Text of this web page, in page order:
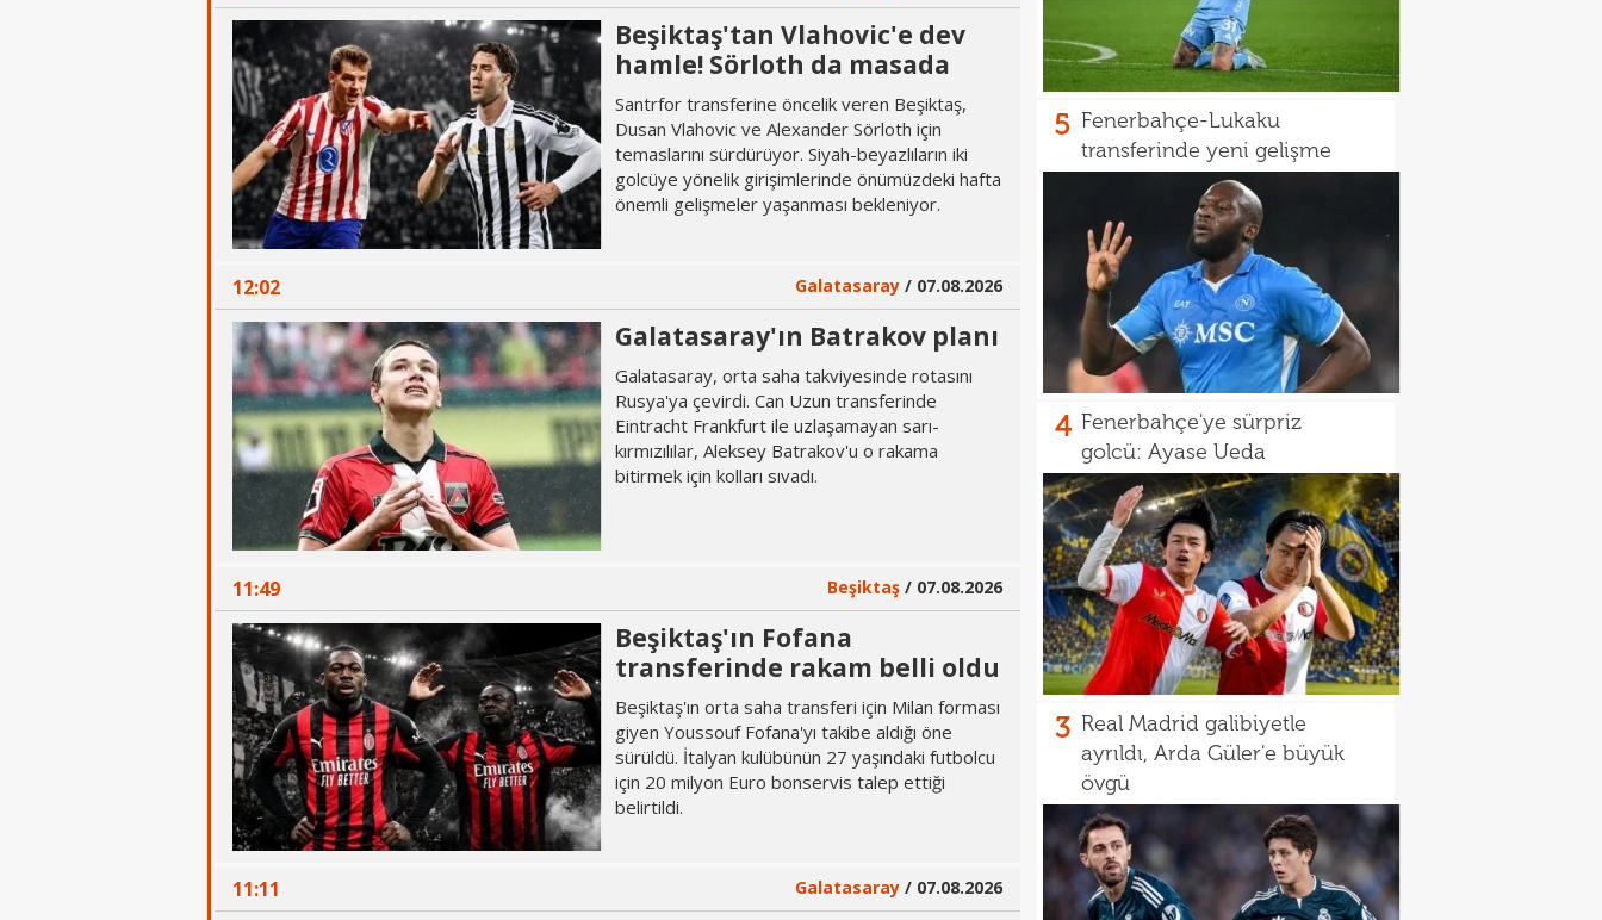
Beşiktaş'tan Vlahovic'e dev
hamle! Sörloth da masada
Santrfor transferine öncelik veren Beşiktaş,
Dusan Vlahovic ve Alexander Sörloth için
temaslarını sürdürüyor. Siyah-beyazlıların iki
golcüye yönelik girişimlerinde önümüzdeki hafta
önemli gelişmeler yaşanması bekleniyor.
12:02 Galatasaray / 07.08.2026
Galatasaray'ın Batrakov planı
Galatasaray, orta saha takviyesinde rotasını
Rusya'ya çevirdi. Can Uzun transferinde
Eintracht Frankfurt ile uzlaşamayan sarı-
kırmızılılar, Aleksey Batrakov'u o rakama
bitirmek için kolları sıvadı.
11:49 Beşiktaş / 07.08.2026
Beşiktaş'ın Fofana
transferinde rakam belli oldu
Beşiktaş'ın orta saha transferi için Milan forması
giyen Youssouf Fofana'yı takibe aldığı öne
sürüldü. İtalyan kulübünün 27 yaşındaki futbolcu
için 20 milyon Euro bonservis talep ettiği
belirtildi.
11:11 Galatasaray / 07.08.2026
5 Fenerbahçe-Lukaku
transferinde yeni gelişme
4 Fenerbahçe'ye sürpriz
golcü: Ayase Ueda
3 Real Madrid galibiyetle
ayrıldı, Arda Güler'e büyük
övgü